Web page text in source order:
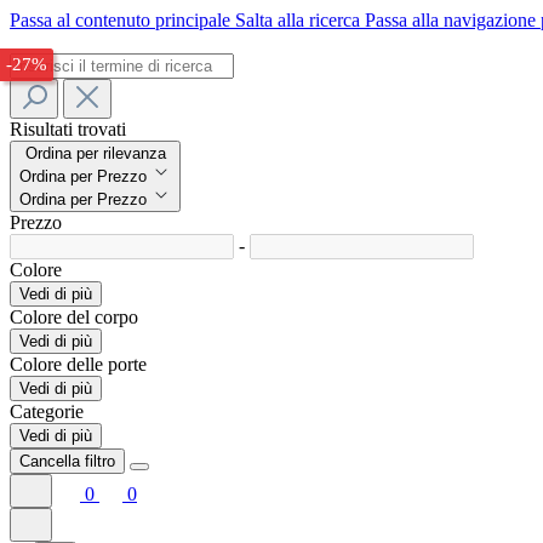
Passa al contenuto principale Salta alla ricerca Passa alla
Risultati trovati
Ordina per rilevanza
Ordina per Prezzo
Ordina per Prezzo
Prezzo
-
Colore
Vedi di più
Colore del corpo
Vedi di più
Colore delle porte
Vedi di più
Categorie
Vedi di più
Cancella filtro
0 0
-27%
-27%